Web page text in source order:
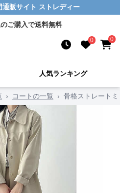
販サイト ストレディー
ご購入で送料無料
0 0
人気ランキング
› コートの一覧 › 骨格ストレート